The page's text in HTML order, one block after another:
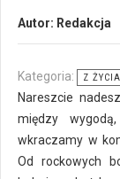
Autor: Redakcja
Kategoria: Z
Nareszcie
między
wkraczamy w
Od rockowych